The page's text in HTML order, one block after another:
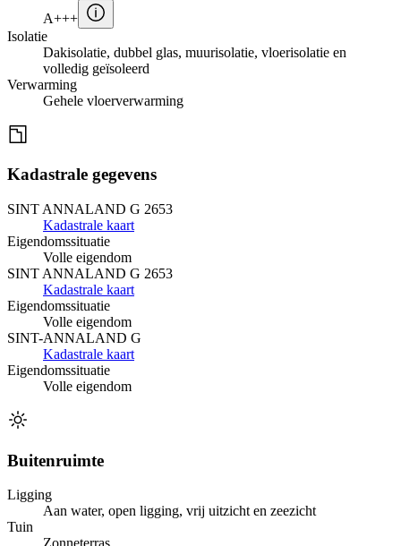
A+++
Isolatie
Dakisolatie, dubbel glas, muurisolatie, vloerisolatie en
volledig geïsoleerd
Verwarming
Gehele vloerverwarming
Kadastrale gegevens
SINT ANNALAND G 2653
Kadastrale kaart
Eigendomssituatie
Volle eigendom
SINT ANNALAND G 2653
Kadastrale kaart
Eigendomssituatie
Volle eigendom
SINT-ANNALAND G
Kadastrale kaart
Eigendomssituatie
Volle eigendom
Buitenruimte
Ligging
Aan water, open ligging, vrij uitzicht en zeezicht
Tuin